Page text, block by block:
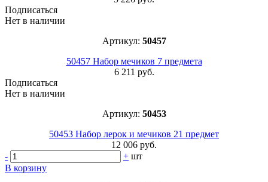
Подписаться
Нет в наличии
Артикул: 50457
50457 Набор мечиков 7 предмета
6 211 руб.
Подписаться
Нет в наличии
Артикул: 50453
50453 Набор лерок и мечиков 21 предмет
12 006 руб.
-
+ шт
В корзину